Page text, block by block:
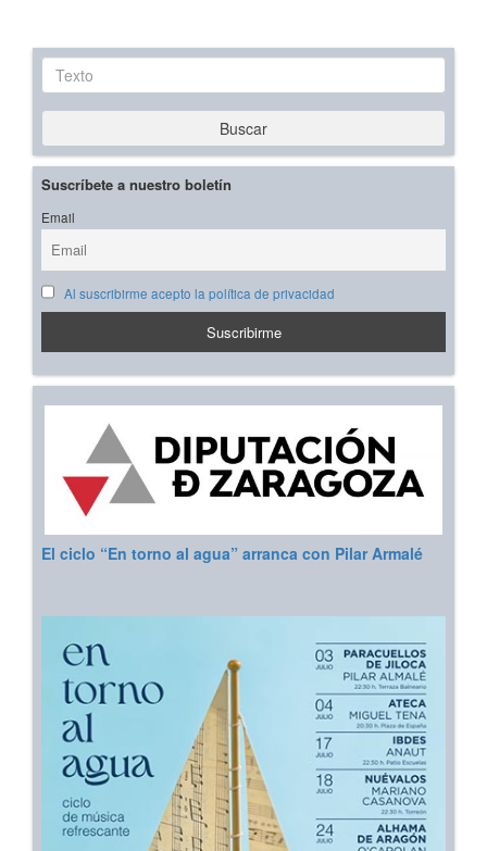
Texto
Buscar
Suscríbete a nuestro boletín
Email
Al suscribirme acepto la política de privacidad
El ciclo “En torno al agua” arranca con Pilar Armalé